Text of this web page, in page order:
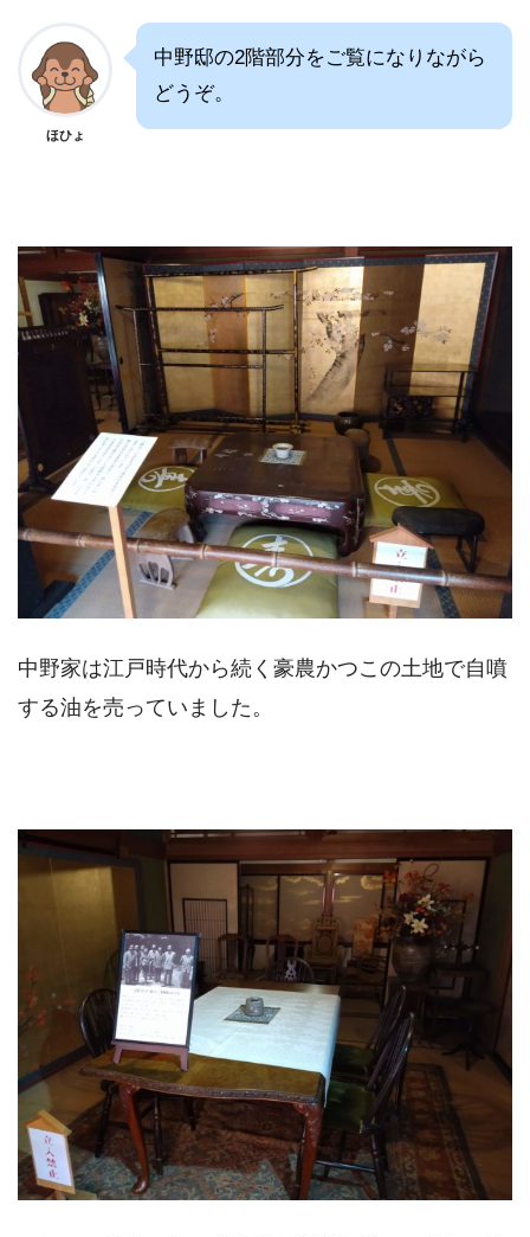
ほひょ
中野邸の2階部分をご覧になりながら
どうぞ。
中野家は江戸時代から続く豪農かつこの土地で自噴
する油を売っていました。